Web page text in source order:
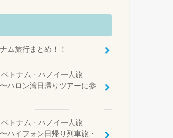
ム旅行まとめ！！
ベトナム・ハノイ一人旅
ハロン湾日帰りツアーに参
ベトナム・ハノイ一人旅
ハイフォン日帰り列車旅・